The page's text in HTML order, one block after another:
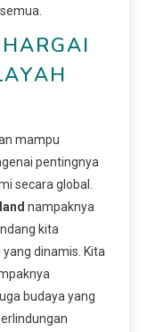
mampu
pentingnya
secara global.
nampaknya
kita
dinamis. Kita
budaya yang